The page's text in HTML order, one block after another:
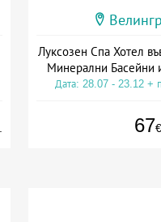
Луксозен Спа Хотел
Минерални Басейни
Дата: 28.07 - 23.12 +
67€